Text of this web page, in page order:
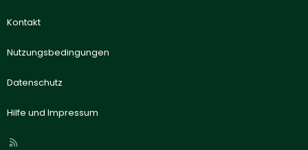
Kontakt
Nutzungsbedingungen
Datenschutz
Hilfe und Impressum
R